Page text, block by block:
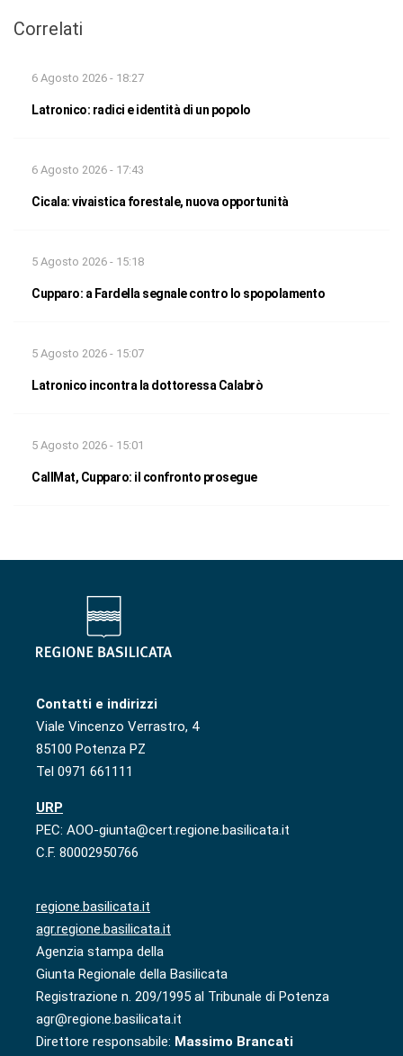
Correlati
6 Agosto 2026 - 18:27
Latronico: radici e identità di un popolo
6 Agosto 2026 - 17:43
Cicala: vivaistica forestale, nuova opportunità
5 Agosto 2026 - 15:18
Cupparo: a Fardella segnale contro lo spopolamento
5 Agosto 2026 - 15:07
Latronico incontra la dottoressa Calabrò
5 Agosto 2026 - 15:01
CallMat, Cupparo: il confronto prosegue
Contatti e indirizzi
Viale Vincenzo Verrastro, 4
85100 Potenza PZ
Tel 0971 661111
URP
PEC: AOO-giunta@cert.regione.basilicata.it
C.F. 80002950766
regione.basilicata.it
agr.regione.basilicata.it
Agenzia stampa della
Giunta Regionale della Basilicata
Registrazione n. 209/1995 al Tribunale di Potenza
agr@regione.basilicata.it
Direttore responsabile: Massimo Brancati